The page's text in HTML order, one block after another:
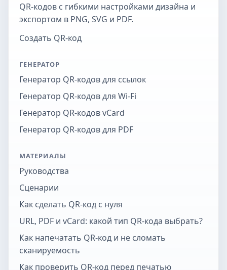
QR-кодов с гибкими настройками дизайна и
экспортом в PNG, SVG и PDF.
Создать QR-код
ГЕНЕРАТОР
Генератор QR-кодов для ссылок
Генератор QR-кодов для Wi-Fi
Генератор QR-кодов vCard
Генератор QR-кодов для PDF
МАТЕРИАЛЫ
Руководства
Сценарии
Как сделать QR-код с нуля
URL, PDF и vCard: какой тип QR-кода выбрать?
Как напечатать QR-код и не сломать
сканируемость
Как проверить QR-код перед печатью